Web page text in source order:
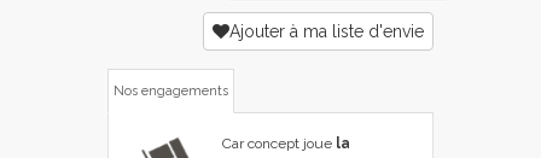
Ajouter à ma liste d'envie
Nos engagements
Car concept joue la